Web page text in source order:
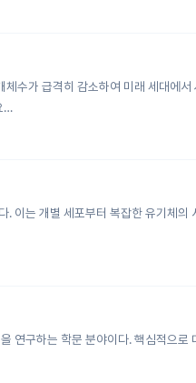
수가 급격히 감소하여 미래 세대에
…
는 개별 세포부터 복잡한 유기체의
연구하는 학문 분야이다. 핵심적으